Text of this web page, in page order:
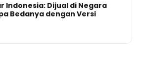
Indonesia: Dijual di Negara
Bedanya dengan Versi